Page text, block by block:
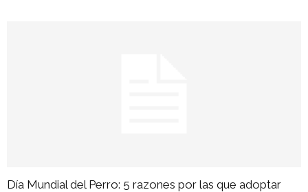
Día Mundial del Perro: 5 razones por las que adoptar